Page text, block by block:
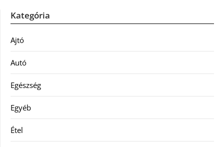
Kategória
Ajtó
Autó
Egészség
Egyéb
Étel